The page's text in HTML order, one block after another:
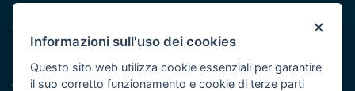
Protezione civile
Vai al sito di Protezione Civile Puglia
Iniziativa finanziata con risorse del POR Puglia 2014/2020 -
Asse XI
×
Informazioni sull'uso dei cookies
Questo sito web utilizza cookie essenziali per garantire
il suo corretto funzionamento e cookie di terze parti